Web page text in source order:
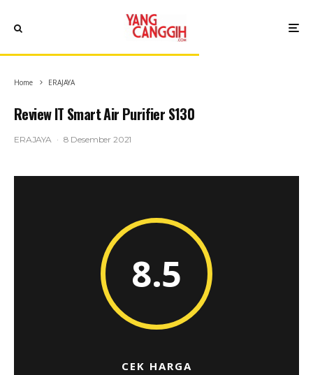
Home ERAJAYA
Review IT Smart Air Purifier S130
ERAJAYA · 8 Desember 2021
8.5
CEK HARGA